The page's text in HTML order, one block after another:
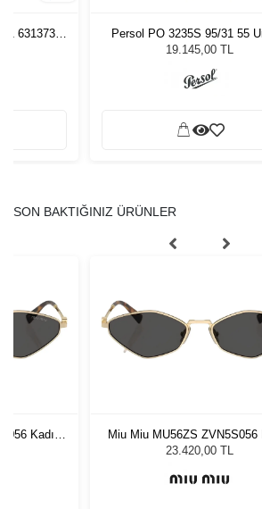
631373
Persol PO 3235S 95/31 55
Güneş Gözlüğü
19.145,00 TL
SON BAKTIĞINIZ ÜRÜNLER
Kadın
Miu Miu MU56ZS ZVN5S056
Güneş Gözlüğü
23.420,00 TL